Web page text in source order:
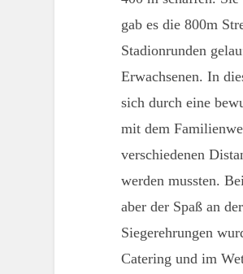
gab es die 800m
Stadionrunden
Erwachsenen. In
sich durch eine
mit dem
verschiedenen
werden mussten.
aber der Spaß an
Siegerehrungen
Catering und im